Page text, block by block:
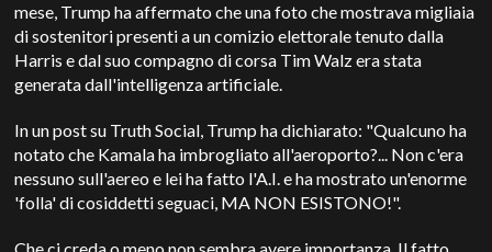
mese, Trump ha affermato che una foto che mostrava migliaia
di sostenitori presenti a un comizio elettorale tenuto dalla
Harris e dal suo compagno di corsa Tim Walz era stata
generata dall'intelligenza artificiale.
In un post su Truth Social, Trump ha dichiarato: "Qualcuno ha
notato che Kamala ha imbrogliato all'aeroporto?... Non c'era
nessuno sull'aereo e lei ha fatto l'A.I. e ha mostrato un'enorme
'folla' di cosiddetti seguaci, MA NON ESISTONO!".